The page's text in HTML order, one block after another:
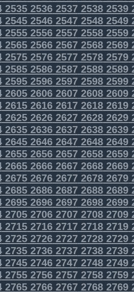
25352536253725382539
25452546254725482549
25552556255725582559
25652566256725682569
25752576257725782579
25852586258725882589
25952596259725982599
26052606260726082609
26152616261726182619
26252626262726282629
26352636263726382639
26452646264726482649
26552656265726582659
26652666266726682669
26752676267726782679
26852686268726882689
26952696269726982699
27052706270727082709
27152716271727182719
27252726272727282729
27352736273727382739
27452746274727482749
27552756275727582759
27652766276727682769